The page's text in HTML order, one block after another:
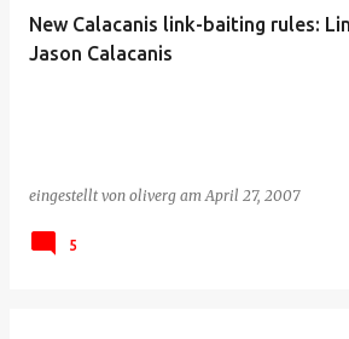
New Calacanis link-baiting rules:
Jason Calacanis
eingestellt von oliverg amApril 27, 2007
5